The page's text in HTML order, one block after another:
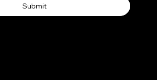
Submit